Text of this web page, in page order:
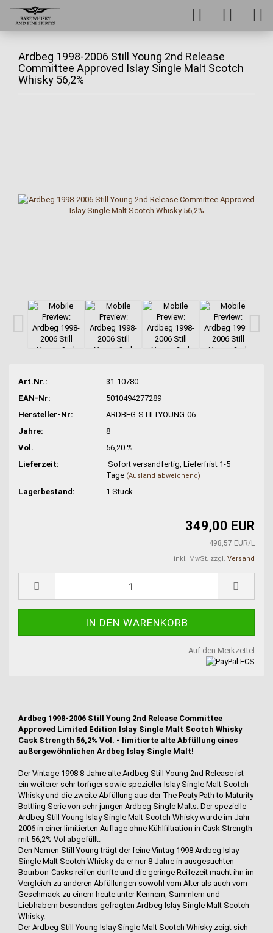
Ardbeg 1998-2006 Still Young 2nd Release
Committee Approved Islay Single Malt Scotch
Whisky 56,2%
Art.Nr.:
31-10780
EAN-Nr:
5010494277289
Hersteller-Nr:
ARDBEG-STILLYOUNG-06
Jahre:
8
Vol.
56,20 %
Lieferzeit:
Sofort versandfertig, Lieferfrist 1-5
Tage (Ausland abweichend)
Lagerbestand: 1Stück
349,00 EUR
498,57 EUR/L
inkl. MwSt. zzgl. Versand
Auf den Merkzettel
Ardbeg 1998-2006 Still Young 2nd Release Committee
Approved Limited Edition Islay Single Malt Scotch Whisky
Cask Strength 56,2% Vol. - limitierte alte Abfüllung eines
außergewöhnlichen Ardbeg Islay Single Malt!
Der Vintage 1998 8 Jahre alte Ardbeg Still Young 2nd Release ist
ein weiterer sehr torfiger sowie spezieller Islay Single Malt Scotch
Whisky und die zweite Abfüllung aus der The Peaty Path to Maturity
Bottling Serie von sehr jungen Ardbeg Single Malts. Der spezielle
Ardbeg Still Young Islay Single Malt Scotch Whisky wurde im Jahr
2006 in einer limitierten Auflage ohne Kühlfiltration in Cask Strength
mit 56,2% Vol abgefüllt.
Den Namen Still Young trägt der feine Vintag 1998 Ardbeg Islay
Single Malt Scotch Whisky, da er nur 8 Jahre in ausgesuchten
Bourbon-Casks reifen durfte und die geringe Reifezeit macht ihn im
Vergleich zu anderen Abfüllungen sowohl vom Alter als auch vom
Geschmack zu einem heute unter Kennern, Sammlern und
Liebhabern besonders gefragten Ardbeg Islay Single Malt Scotch
Whisky.
Der Ardbeg Still Young Islay Single Malt Scotch Whisky zeigt sich